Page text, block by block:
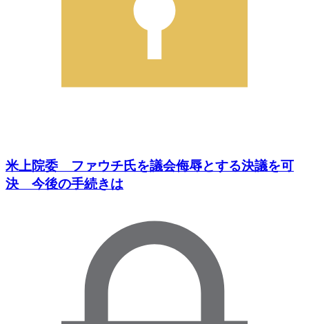
米上院委 ファウチ氏を議会侮辱とする決議を可
決 今後の手続きは